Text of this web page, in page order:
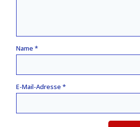
Name *
E-Mail-Adresse *